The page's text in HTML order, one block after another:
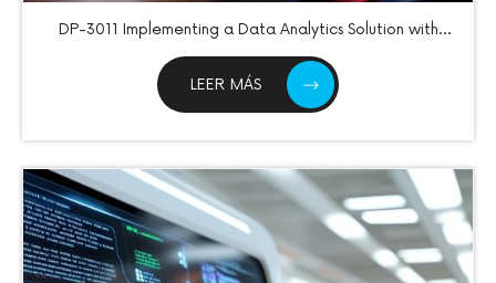
DP-3011 Implementing a Data Analytics Solution with
LEER MÁS